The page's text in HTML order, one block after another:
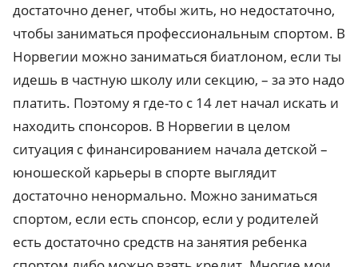
достаточно денег, чтобы жить, но недостаточно,
чтобы заниматься профессиональным спортом. В
Норвегии можно заниматься биатлоном, если ты
идешь в частную школу или секцию, – за это надо
платить. Поэтому я где-то с 14 лет начал искать и
находить спонсоров. В Норвегии в целом
ситуация с финансированием начала детской –
юношеской карьеры в спорте выглядит
достаточно ненормально. Можно заниматься
спортом, если есть спонсор, если у родителей
есть достаточно средств на занятия ребенка